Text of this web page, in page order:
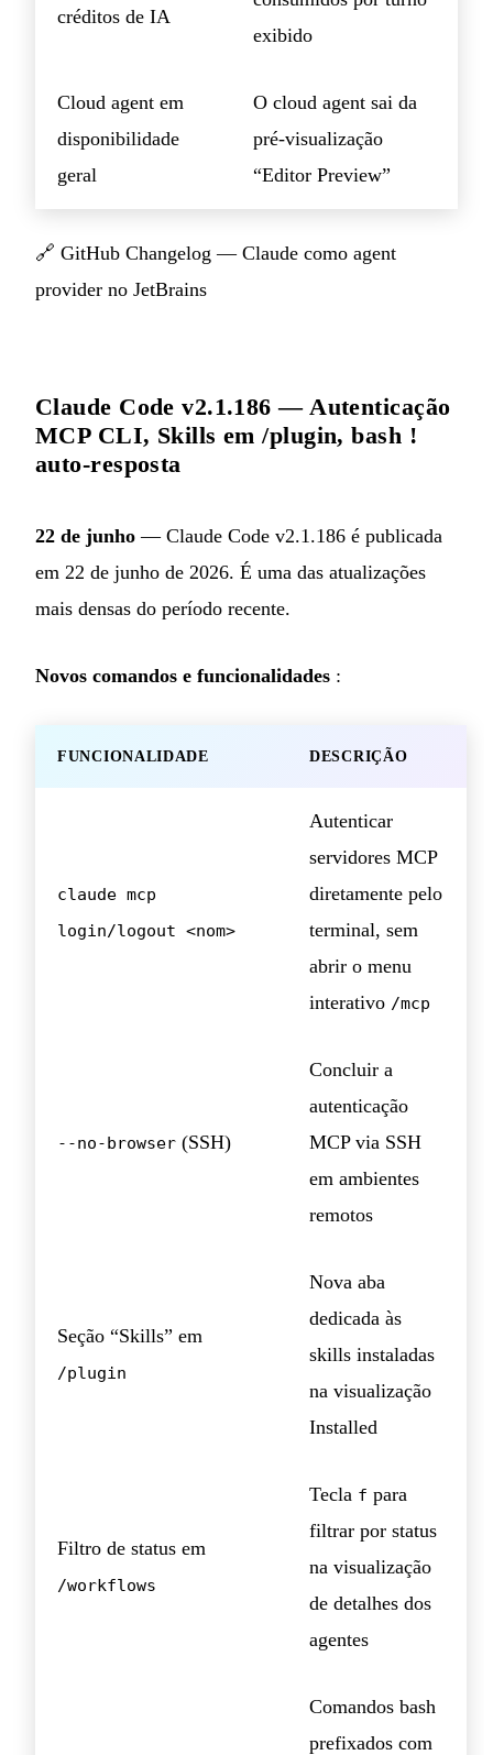
créditos de IA
exibido
Cloud agent em
disponibilidade
geral
O cloud agent sai da
pré-visualização
“Editor Preview”
🔗 GitHub Changelog — Claude como agent
provider no JetBrains
Claude Code v2.1.186 — Autenticação
MCP CLI, Skills em /plugin, bash !
auto-resposta
22 de junho — Claude Code v2.1.186 é publicada
em 22 de junho de 2026. É uma das atualizações
mais densas do período recente.
Novos comandos e funcionalidades :
FUNCIONALIDADE DESCRIÇÃO
claude mcp
login/logout <nom>
Autenticar
servidores MCP
diretamente pelo
terminal, sem
abrir o menu
interativo /mcp
--no-browser (SSH)
Concluir a
autenticação
MCP via SSH
em ambientes
remotos
Seção “Skills” em
/plugin
Nova aba
dedicada às
skills instaladas
na visualização
Installed
Filtro de status em
/workflows
Tecla f para
filtrar por status
na visualização
de detalhes dos
agentes
Comandos bash
prefixados com